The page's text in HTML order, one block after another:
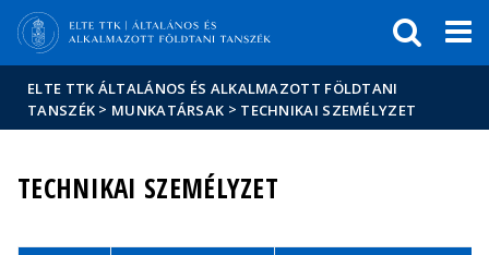
Hírek
Események
ELTE a
sajtóban
ELTE TTK ÁLTALÁNOS ÉS ALKALMAZOTT FÖLDTANI
TANSZÉK > MUNKATÁRSAK > TECHNIKAI SZEMÉLYZET
TECHNIKAI SZEMÉLYZET